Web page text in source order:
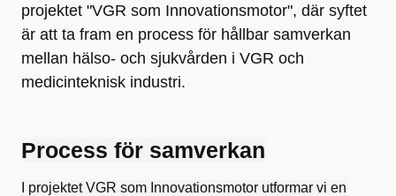
projektet "VGR som Innovationsmotor", där syftet
är att ta fram en process för hållbar samverkan
mellan hälso- och sjukvården i VGR och
medicinteknisk industri.
Process för samverkan
I projektet VGR som Innovationsmotor utformar vi en